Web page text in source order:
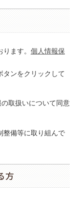
ます。 個人情報保
タンをクリックして
取扱いについて同意
整備等に取り組んで
方